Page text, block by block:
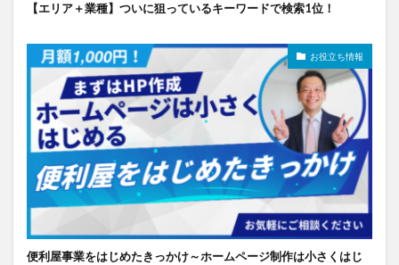
【エリア＋業種】ついに狙っているキーワードで検索1位！
お役立ち情報
便利屋事業をはじめたきっかけ～ホームページ制作は小さくはじ